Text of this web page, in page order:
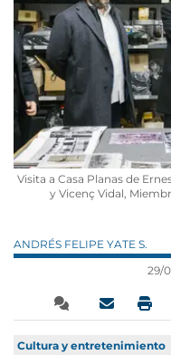
Visita a Casa Planas de
y Vicenç Vidal,
ANDRÉS FELIPE YATE S.
29/
Cultura y entretenimiento